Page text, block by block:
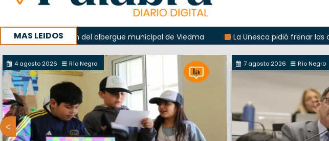
MAS LEIDOS
la explosión del albergue municipal de Viedma La Unesco pidió frenar las obras
con un encuentro provincial en Roca
4 agosto 2026 Río Negro 7 agosto 2026 Río Negro